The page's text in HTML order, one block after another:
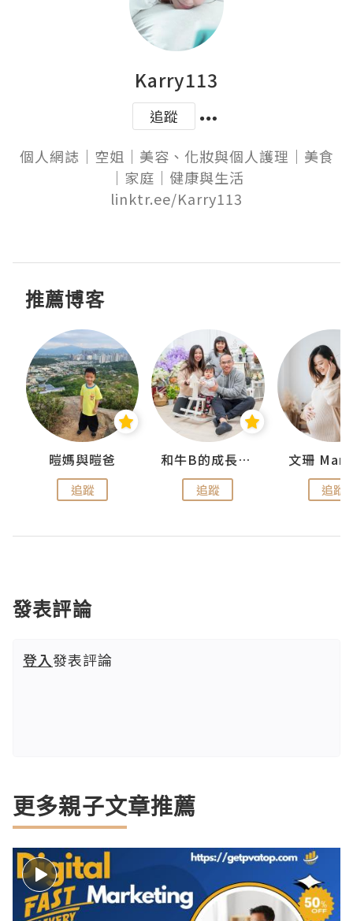
Karry113
追蹤
個人網誌｜空姐｜美容、化妝與個人護理｜美食
｜家庭｜健康與生活
linktr.ee/Karry113
推薦博客
暟媽與暟爸
追蹤
和牛B的成長日記
追蹤
文珊
追蹤
發表評論
登入發表評論
更多親子文章推薦